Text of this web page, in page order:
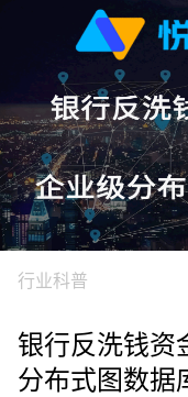
行业科普
银行反洗钱资
分布式图数据